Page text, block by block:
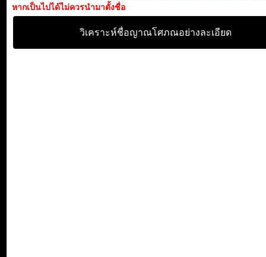
หากเป็นไปได้ไม่ควรนำมาตั้งชื่อ
วิเคราะห์ชื่อญาณโศภณอย่างละเอียด